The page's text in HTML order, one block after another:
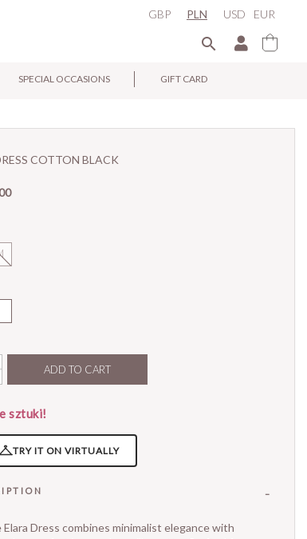
EUR
GBP PLN USD

SPECIAL OCCASIONS GIFT CARD
COTTON BLACK
ADD TO CART
sztuki!
TRY IT ON VIRTUALLY
Elara Dress combines minimalist elegance with